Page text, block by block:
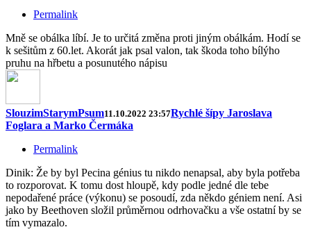
Permalink
Mně se obálka líbí. Je to určitá změna proti jiným obálkám. Hodí se
k sešitům z 60.let. Akorát jak psal valon, tak škoda toho bílýho
pruhu na hřbetu a posunutého nápisu
SlouzimStarymPsum11.10.2022 23:57Rychlé šípy Jaroslava
Foglara a Marko Čermáka
Permalink
Dinik: Že by byl Pecina génius tu nikdo nenapsal, aby byla potřeba
to rozporovat. K tomu dost hloupě, kdy podle jedné dle tebe
nepodařené práce (výkonu) se posoudí, zda někdo géniem není. Asi
jako by Beethoven složil průměrnou odrhovačku a vše ostatní by se
tím vymazalo.